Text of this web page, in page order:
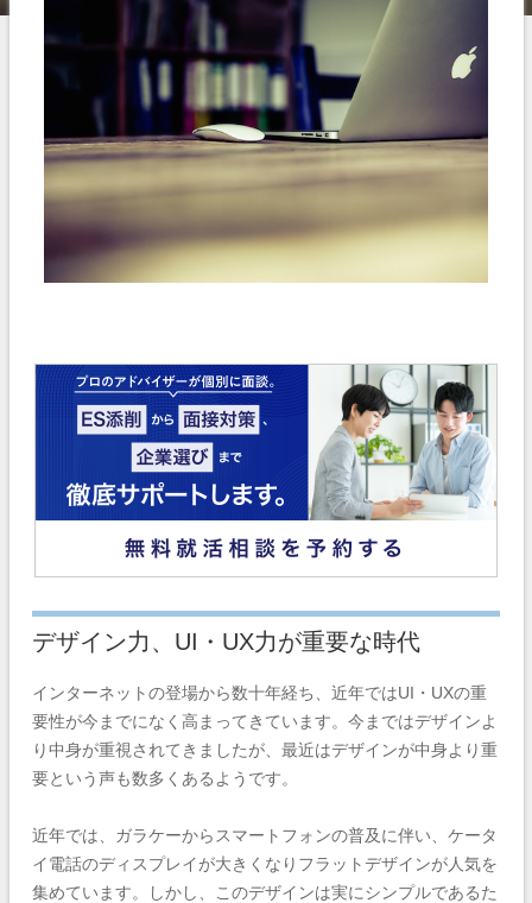
デザイン力、UI・UX力が重要な時代
インターネットの登場から数十年経ち、近年ではUI・UXの重
要性が今までになく高まってきています。今まではデザインよ
り中身が重視されてきましたが、最近はデザインが中身より重
要という声も数多くあるようです。
近年では、ガラケーからスマートフォンの普及に伴い、ケータ
イ電話のディスプレイが大きくなりフラットデザインが人気を
集めています。しかし、このデザインは実にシンプルであるた